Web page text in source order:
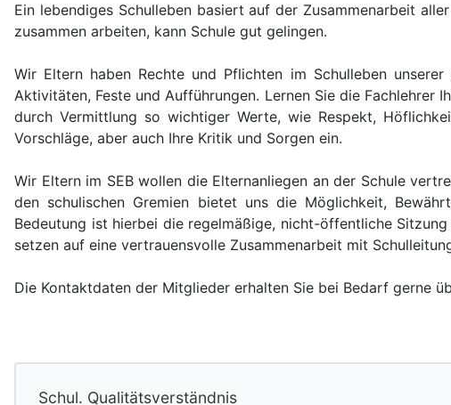
Schul. Qualitätsverständnis
Ein lebendiges Schulleben basiert auf der Zusammenarbeit
zusammen arbeiten, kann Schule gut gelingen.
Wir Eltern haben Rechte und Pflichten im Schulleben
Aktivitäten, Feste und Aufführungen. Lernen Sie die Fachlehrer
durch Vermittlung so wichtiger Werte, wie Respekt,
Vorschläge, aber auch Ihre Kritik und Sorgen ein.
Wir Eltern im SEB wollen die Elternanliegen an der Schule
den schulischen Gremien bietet uns die Möglichkeit,
Bedeutung ist hierbei die regelmäßige, nicht-öffentliche
setzen auf eine vertrauensvolle Zusammenarbeit mit
Die Kontaktdaten der Mitglieder erhalten Sie bei Bedarf gerne